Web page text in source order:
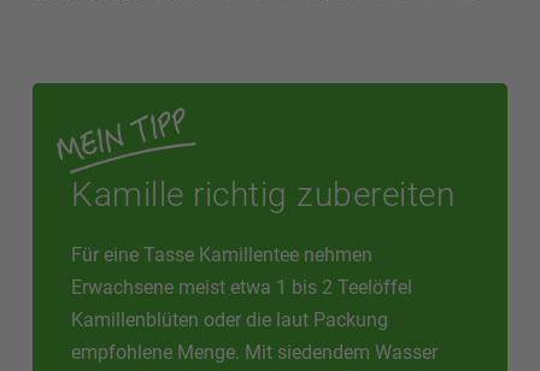
Kamille richtig zubereiten
Für eine Tasse Kamillentee nehmen
Erwachsene meist etwa 1 bis 2 Teelöffel
Kamillenblüten oder die laut Packung
empfohlene Menge. Mit siedendem Wasser